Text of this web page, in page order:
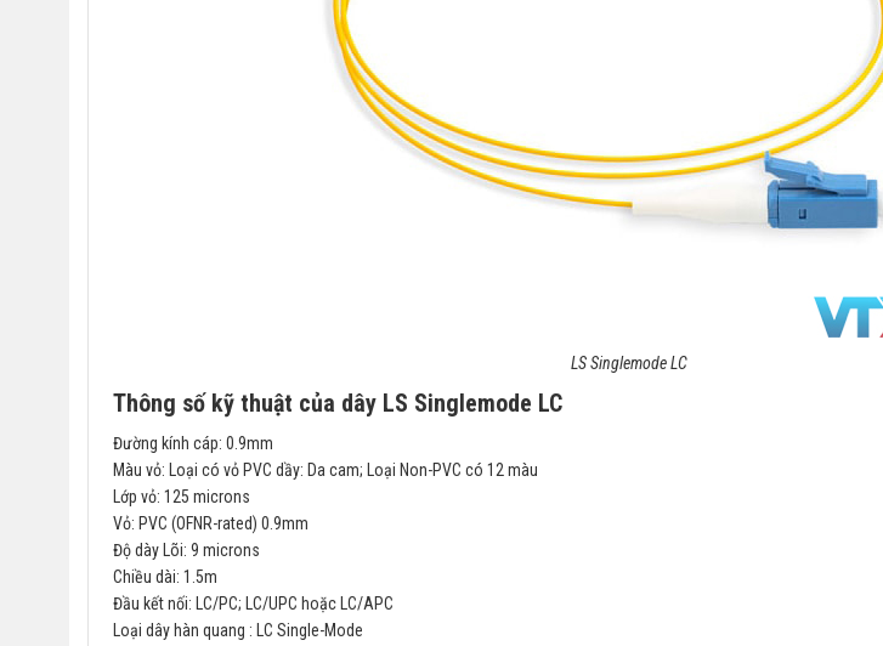
LS Singlemode LC
Thông số kỹ thuật của dây LS Singlemode LC
Đường kính cáp: 0.9mm
Màu vỏ: Loại có vỏ PVC dầy: Da cam; Loại Non-PVC có 12 màu
Lớp vỏ: 125 microns
Vỏ: PVC (OFNR-rated) 0.9mm
Độ dày Lõi: 9 microns
Chiều dài: 1.5m
Đầu kết nối: LC/PC; LC/UPC hoặc LC/APC
Loại dây hàn quang : LC Single-Mode